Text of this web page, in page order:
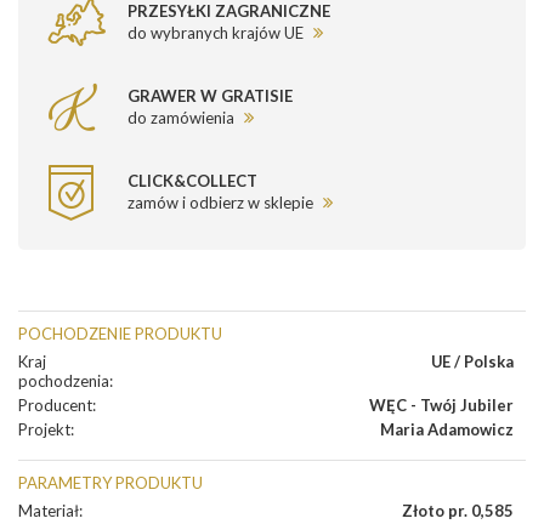
PRZESYŁKI ZAGRANICZNE
do wybranych krajów UE
GRAWER W GRATISIE
do zamówienia
CLICK&COLLECT
zamów i odbierz w sklepie
POCHODZENIE PRODUKTU
Kraj
pochodzenia:
UE / Polska
Producent:
WĘC - Twój Jubiler
Projekt: Maria Adamowicz
PARAMETRY PRODUKTU
Materiał:
Złoto pr. 0,585